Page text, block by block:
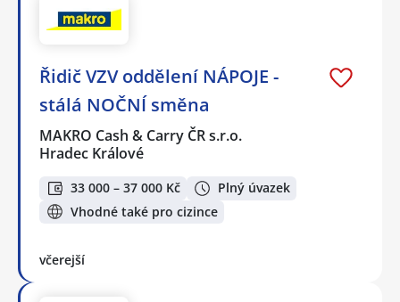
Řidič VZV oddělení NÁPOJE -
stálá NOČNÍ směna
MAKRO Cash & Carry ČR s.r.o.
Hradec Králové
33 000 – 37 000 Kč
Plný úvazek
Vhodné také pro cizince
včerejší